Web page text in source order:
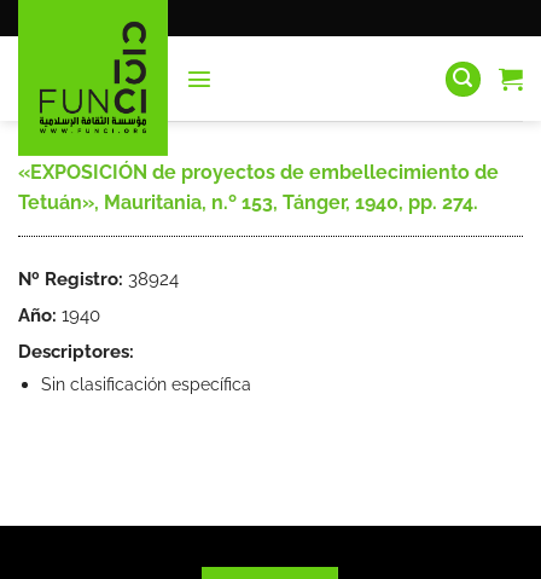
al
«EXPOSICIÓN de proyectos de embellecimiento de
Tetuán», Mauritania, n.º 153, Tánger, 1940, pp. 274.
Nº Registro: 38924
Año: 1940
Descriptores:
Sin clasificación específica